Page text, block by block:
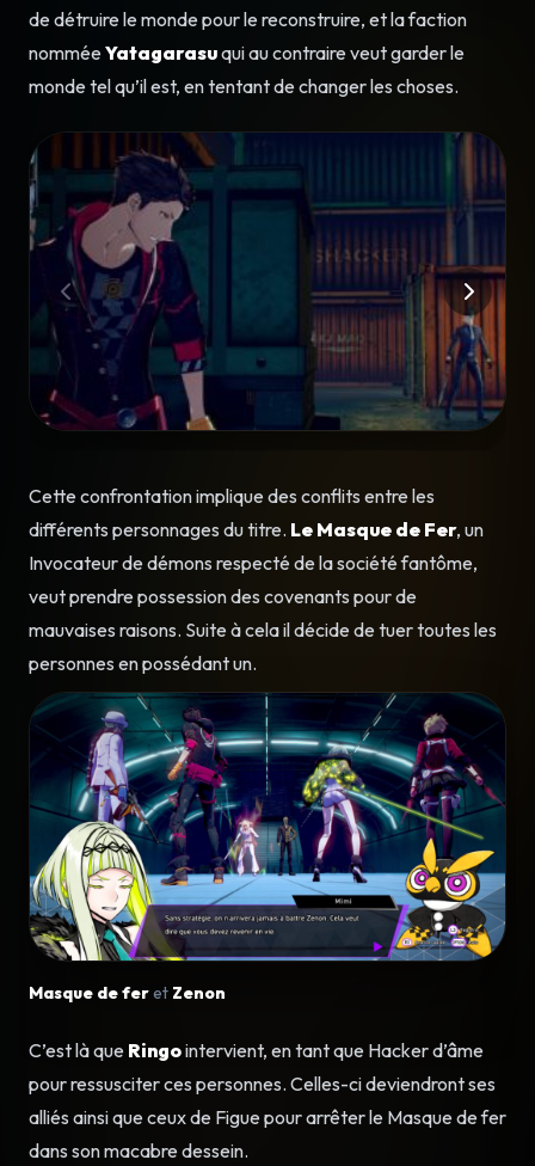
de détruire le monde pour le reconstruire, et la faction
nomméeYatagarasuqui au contraire veut garder le
monde tel qu’il est, en tentant de changer les choses.
Cette confrontation implique des conflits entre les
différents personnages du titre. Le Masque de Fer, un
Invocateur de démons respecté de la société fantôme,
veut prendre possession des covenants pour de
mauvaises raisons. Suite à cela il décide de tuer toutes les
personnes en possédant un.
Masque de feret Zenon
C’est là que Ringointervient, en tant que Hacker d’âme
pour ressusciter ces personnes. Celles-ci deviendront ses
alliés ainsi que ceux de Figue pour arrêter le Masque de fer
dans son macabre dessein.